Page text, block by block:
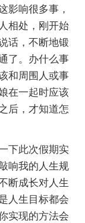
影响很多事，
相处，刚开始
话，不断地锻
了。办什么事
和周围人或事
在一起时应该
后，才知道怎
下此次假期实
响我的人生规
断成长对人生
人生目标都会
实现的方法会